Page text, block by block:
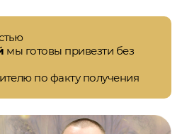
мы готовы привезти без
по факту получения